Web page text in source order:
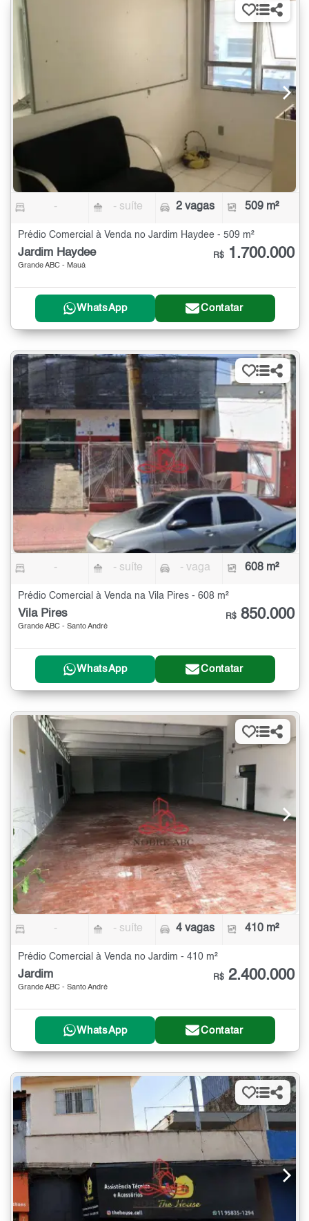
- - suíte 2 vagas 509 m²
Prédio Comercial à Venda no Jardim Haydee - 509 m²
Jardim Haydee
Grande ABC - Mauá
R$ 1.700.000
WhatsApp Contatar
- - suíte - vaga 608 m²
Prédio Comercial à Venda na Vila Pires - 608 m²
Vila Pires
Grande ABC - Santo André
R$ 850.000
WhatsApp Contatar
- - suíte 4 vagas 410 m²
Prédio Comercial à Venda no Jardim - 410 m²
Jardim
Grande ABC - Santo André
R$ 2.400.000
WhatsApp Contatar